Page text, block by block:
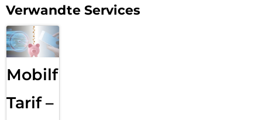
Verwandte Services
Mobilfunk
Tarif –